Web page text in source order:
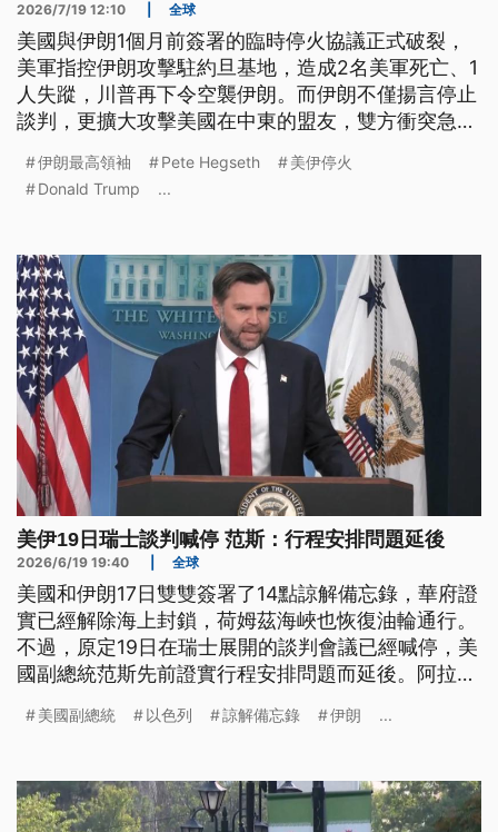
2026/7/19 12:10 全球
美國與伊朗1個月前簽署的臨時停火協議正式破裂，
美軍指控伊朗攻擊駐約旦基地，造成2名美軍死亡、1
人失蹤，川普再下令空襲伊朗。而伊朗不僅揚言停止
談判，更擴大攻擊美國在中東的盟友，雙方衝突急遽
伊朗最高領袖 Pete Hegseth
美伊停火
Donald Trump
...
美伊19日瑞士談判喊停 范斯：行程安排問題延後
2026/6/19 19:40 全球
美國和伊朗17日雙雙簽署了14點諒解備忘錄，華府證
實已經解除海上封鎖，荷姆茲海峽也恢復油輪通行。
不過，原定19日在瑞士展開的談判會議已經喊停，美
國副總統范斯先前證實行程安排問題而延後。阿拉伯
而推遲派遣代表團。
美國副總統 以色列 諒解備忘錄 伊朗 ...